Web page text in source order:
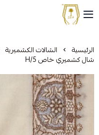
مشالح المهدي الملكية
الرئيسية الشالات الكشميرية
شال كشميري خاص H/5